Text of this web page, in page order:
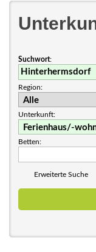
Suchwort:
Region:
Unterkunft:
Betten:
Erweiterte Suche